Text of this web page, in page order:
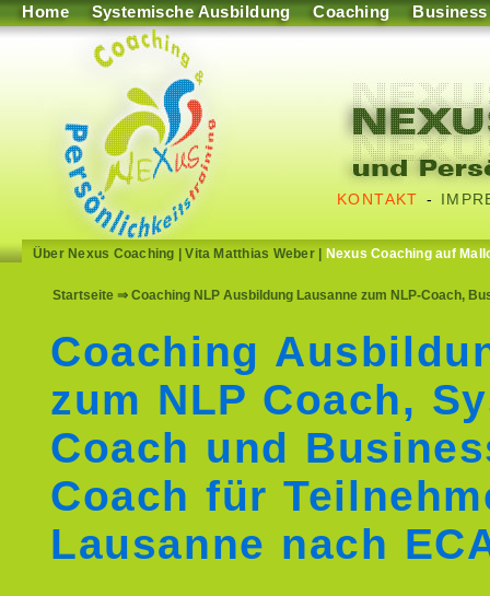
Home Systemische Ausbildung Coaching Business
KONTAKT -
Über Nexus Coaching |Vita Matthias Weber| Nexus Coaching auf
Startseite ⇒ Coaching NLP Ausbildung Lausanne zum NLP-Coach,
Coaching
zum NLP Coach,
Coach und
Coach für
Lausanne nach